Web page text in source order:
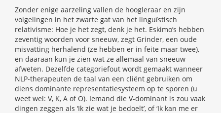
Zonder enige aarzeling vallen de hoogleraar en zijn
volgelingen in het zwarte gat van het linguïstisch
relativisme: Hoe je het zegt, denk je het. Eskimo’s hebben
zeventig woorden voor sneeuw, zegt Grinder, een oude
misvatting herhalend (ze hebben er in feite maar twee),
en daaraan kun je zien wat ze allemaal van sneeuw
afweten. Dezelfde categoriefout wordt gemaakt wanneer
NLP-therapeuten de taal van een cliënt gebruiken om
diens dominante representatiesysteem op te sporen (u
weet wel: V, K, A of O). Iemand die V-dominant is zou vaak
dingen zeggen als ‘Ik zie wat je bedoelt’, of ‘Ik kan me er